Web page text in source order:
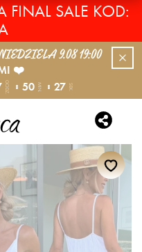
SALE KOD:
9.08 19:00
❤️
GODZ. 50 MIN. 26 SEK.